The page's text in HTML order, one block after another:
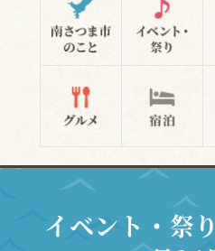
イベント・祭